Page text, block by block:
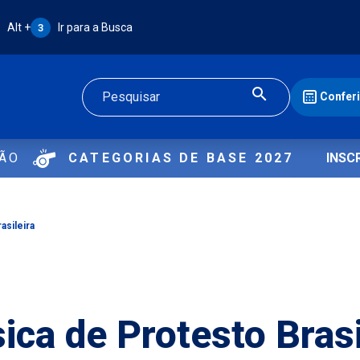
Atalho Alt + 3:
Alt + 3 Ir para a Busca
Buscar
CATEGORIAS DE BASE 2027
de Protesto